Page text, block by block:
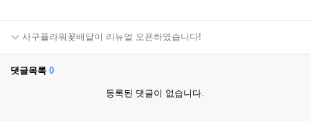
사구플라워꽃배달이 리뉴얼 오픈하였습니다!
댓글목록 0
등록된 댓글이 없습니다.